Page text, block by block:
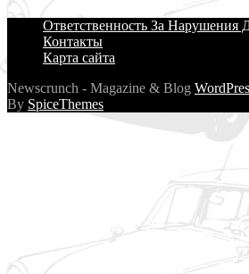
Ответственность За Нарушения
Контакты
Карта сайта
Newscrunch - Magazine & Blog
By SpiceThemes